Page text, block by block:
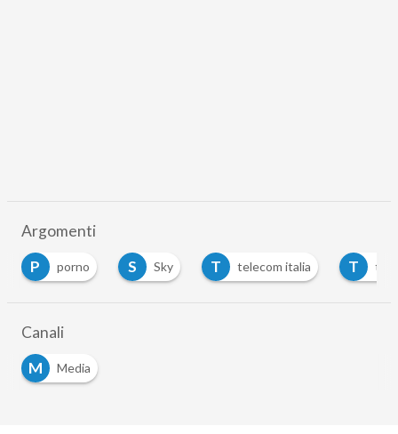
Argomenti
P
porno S Sky T telecom italia T tlc
Canali
M
Media